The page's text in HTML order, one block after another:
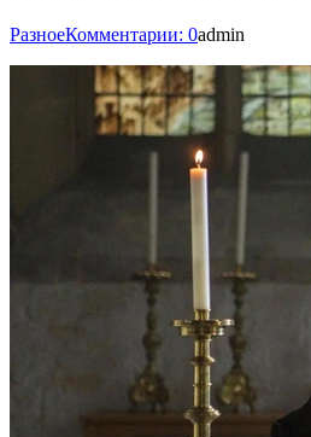
РазноеКомментарии: 0admin